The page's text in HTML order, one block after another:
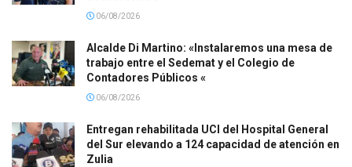
06/08/2026
Alcalde Di Martino: «Instalaremos una mesa de
trabajo entre el Sedemat y el Colegio de
Contadores Públicos «
06/08/2026
Entregan rehabilitada UCI del Hospital General
del Sur elevando a 124 capacidad de atención en
Zulia